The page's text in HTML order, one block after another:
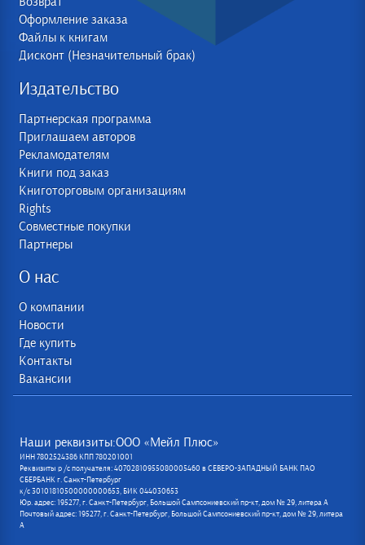
Оформление заказа
Файлы к книгам
Дисконт (Незначительный брак)
Издательство
Партнерская программа
Приглашаем авторов
Рекламодателям
Книги под заказ
Книготорговым организациям
Rights
Совместные покупки
Партнеры
О нас
О компании
Новости
Где купить
Контакты
Вакансии
Наши реквизиты:ООО «Мейл Плюс»
ИНН 7802524386 КПП 780201001
Реквизиты р /с получателя: 40702810955080005460 в СЕВЕРО-ЗАПАДНЫЙ БАНК ПАО
СБЕРБАНК г. Санкт-Петербург
к/с 30101810500000000653, БИК 044030653
Юр. адрес: 195277, г. Санкт-Петербург, Большой Сампсониевский пр-кт, дом № 29, литера А
Почтовый адрес: 195277, г. Санкт-Петербург, Большой Сампсониевский пр-кт, дом № 29, литера
А